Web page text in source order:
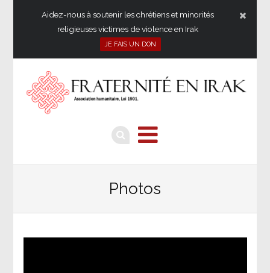
Aidez-nous à soutenir les chrétiens et minorités
religieuses victimes de violence en Irak
JE FAIS UN DON
Photos